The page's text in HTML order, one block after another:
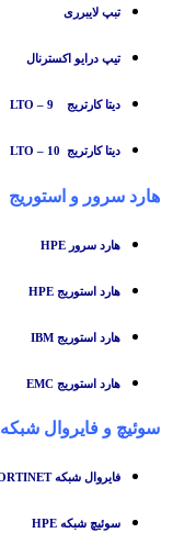
تبپ لایبرری
تیپ درایو اکسترنال
دیتا کارتریج LTO – 9
دیتا کارتریج LTO – 10
هارد سرور و استوریج
هارد سرور HPE
هارد استوریج HPE
هارد استوریج IBM
هارد استوریج EMC
سوئیچ و فایروال شبکه
فایروال شبکه FORTINET
سوئیچ شبکه HPE